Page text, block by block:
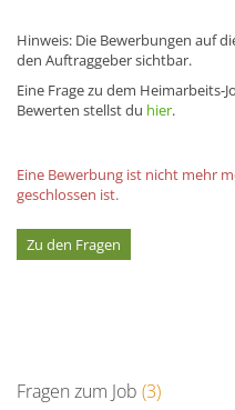
Hinweis: Die Bewerbungen auf
den Auftraggeber sichtbar.
Eine Frage zu dem Heimarbeits-
Bewerten stellst du hier.
Eine Bewerbung ist nicht mehr
geschlossen ist.
Zu den Fragen
Fragen zum Job (3)